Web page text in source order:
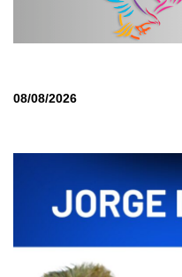
08/08/2026